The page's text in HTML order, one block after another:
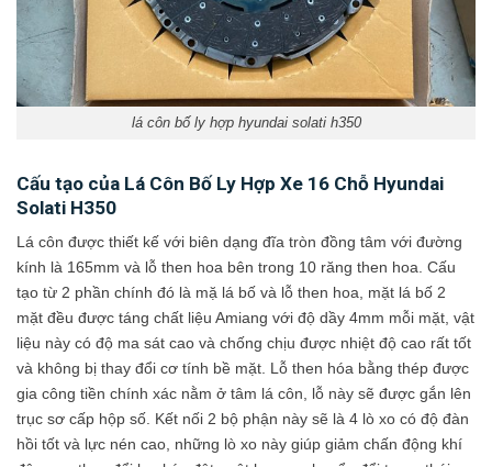
lá côn bố ly hợp hyundai solati h350
Cấu tạo của Lá Côn Bố Ly Hợp Xe 16 Chỗ Hyundai
Solati H350
Lá côn được thiết kế với biên dạng đĩa tròn đồng tâm với đường
kính là 165mm và lỗ then hoa bên trong 10 răng then hoa. Cấu
tạo từ 2 phần chính đó là mặ lá bố và lỗ then hoa, mặt lá bố 2
mặt đều được táng chất liệu Amiang với độ dầy 4mm mỗi mặt, vật
liệu này có độ ma sát cao và chống chịu được nhiệt độ cao rất tốt
và không bị thay đổi cơ tính bề mặt. Lỗ then hóa bằng thép được
gia công tiền chính xác nằm ở tâm lá côn, lỗ này sẽ được gắn lên
trục sơ cấp hộp số. Kết nối 2 bộ phận này sẽ là 4 lò xo có độ đàn
hồi tốt và lực nén cao, những lò xo này giúp giảm chấn động khí